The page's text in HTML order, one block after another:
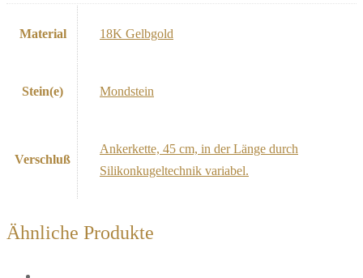
Material 18K Gelbgold
Stein(e) Mondstein
Verschluß
Ankerkette, 45 cm, in der Länge durch
Silikonkugeltechnik variabel.
Ähnliche Produkte